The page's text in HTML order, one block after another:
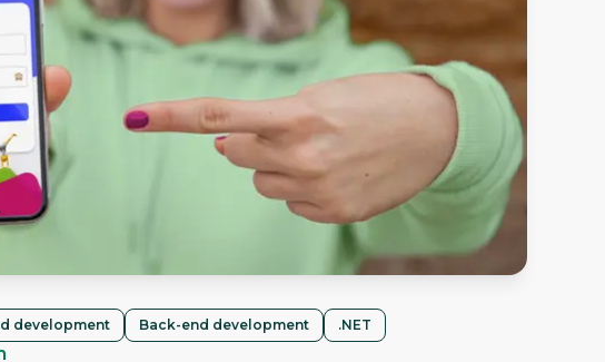
development Back-end development .NET